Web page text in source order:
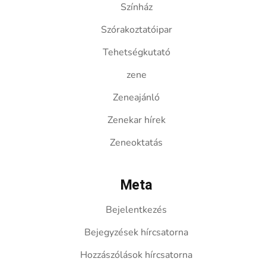
Színház
Szórakoztatóipar
Tehetségkutató
zene
Zeneajánló
Zenekar hírek
Zeneoktatás
Meta
Bejelentkezés
Bejegyzések hírcsatorna
Hozzászólások hírcsatorna